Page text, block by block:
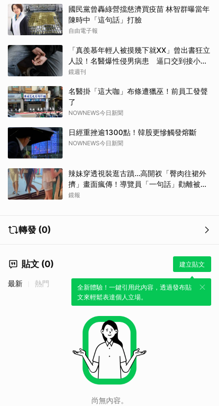
國民黨曾轟綠營擋慈濟買疫苗 林智群曝當年
陳時中「這句話」打臉
自由電子報
「真羨慕年輕人被摸幾下就XX」曾出書狂立
人設！名醫爆性侵男病患 逼口交到接小孩
鬧鐘響才停
鏡週刊
名醫掛「這大咖」布條遭獵巫！前員工發聲
了
NOWNEWS今日新聞
日經重挫逾1300點！韓股更慘觸發熔斷
NOWNEWS今日新聞
辣妹穿透視裝逛古蹟…高開衩「臀肉往裙外
擠」畫面瘋傳！導覽員「一句話」勸離被狂
讚
鏡報
轉發 (0)
貼文 (0) 建立貼文
全新體驗！一鍵引用此內容，透過發布貼
文來輕鬆表達個人立場。
最新 熱門
尚無內容。
取消